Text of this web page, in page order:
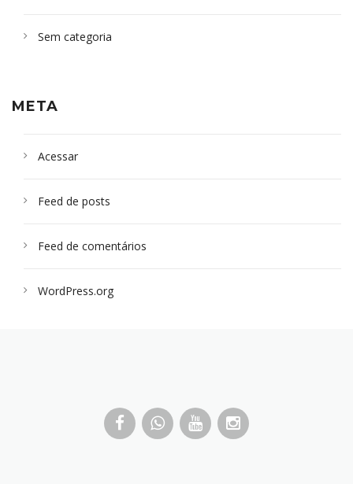
Sem categoria
META
Acessar
Feed de posts
Feed de comentários
WordPress.org